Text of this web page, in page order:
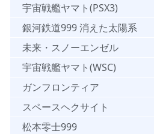
宇宙戦艦ヤマト(PSX3)
銀河鉄道999 消えた太陽系
未来・スノーエンゼル
宇宙戦艦ヤマト(WSC)
ガンフロンティア
スペースヘクサイト
松本零士999